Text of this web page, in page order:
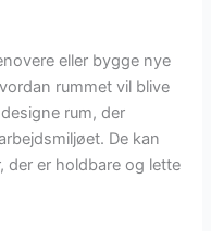
eller bygge nye
rummet vil blive
rum, der
De kan
der er holdbare og lette